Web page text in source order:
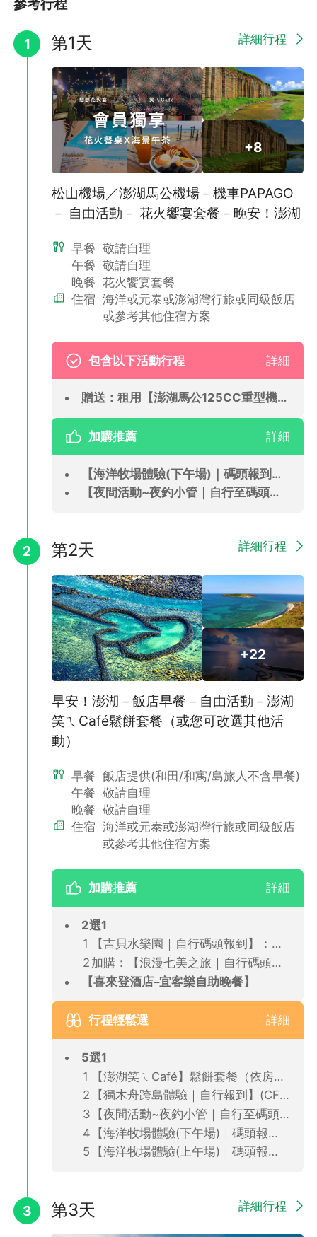
色望安島網垵口沙灘，來一趟忘憂之旅！
✅ 自選~ 市區精選旅宿：
🏨島旅人民宿
坐落於馬公市區卻保有靜謐氛圍，推開窗即可望見港灣船隻與悠閒
海島風景。遠離喧囂、放慢腳步，在充滿故事感的港口時光裡，感
✅ 自選~ 市區精選飯店：海洋渡假村或元泰飯店或長春飯店、島旅
人等同等級住宿。
🏨海洋渡假村OCEAN HOTEL
飯店位處澎湖馬公市中心，座落於海洋觀景休閒區，緊鄰新建完成
的遊艇碼頭，坐擁海景第一排，飽覽漁人碼頭變身萬國遊艇穿梭的
美景。鄰近中央老街、四眼井，距離馬公港也僅需步行約五分鐘即
可抵達。
✅自選~【五星專案不指定】：連續兩晚入住喜來登或澎澄，恕不
接受指定，敬請見諒。
🏨澎湖福朋喜來登酒店 (★★★★★)
百匯自助餐廳、酒吧等設施。
🏨 澎澄飯店 (★★★★★)
房等休閒設施。
◆套裝行程之專案機票，限當日當班使用，不得簽轉、退票，不得
更改航線，並請遵守機票之使用規定。
◆團體機票不同於個人機票，一經開立，不可退票且無退票價值，
請注意。
1 第1天 詳細行程
+8
松山機場／澎湖馬公機場－機車PAPAGO
－ 自由活動－ 花火饗宴套餐－晚安！澎湖
早餐 敬請自理
午餐 敬請自理
晚餐 花火饗宴套餐
住宿 海洋或元泰或澎湖灣行旅或同級飯店
或參考其他住宿方案
包含以下活動行程 詳細
贈送：租用【澎湖馬公125CC重型機車(兩人一部)72小時使用】(CFT)
加購推薦 詳細
【海洋牧場體驗(下午場)｜碼頭報到】(CFT)
【夜間活動~夜釣小管｜自行至碼頭報到】(CFT)
2 第2天 詳細行程
+22
早安！澎湖－飯店早餐－自由活動－澎湖
笑ㄟCafé鬆餅套餐（或您可改選其他活
動）
早餐 飯店提供(和田/和寓/島旅人不含早餐)
午餐 敬請自理
晚餐 敬請自理
住宿 海洋或元泰或澎湖灣行旅或同級飯店
或參考其他住宿方案
加購推薦 詳細
2選1
【吉貝水樂園｜自行碼頭報到】：水上活動7合1(CFT)
加購：【浪漫七美之旅｜自行碼頭報到】：七美＋望安(CFT)
【喜來登酒店–宜客樂自助晚餐】
行程輕鬆選 詳細
5選1
【澎湖笑ㄟCafé】鬆餅套餐（依房型提供/自由前往）CFT
【獨木舟跨島體驗｜自行報到】(CFT)
【夜間活動~夜釣小管｜自行至碼頭報到】(CFT)
【海洋牧場體驗(下午場)｜碼頭報到】(CFT)
【海洋牧場體驗(上午場)｜碼頭報到】(CFT)
3 第3天 詳細行程